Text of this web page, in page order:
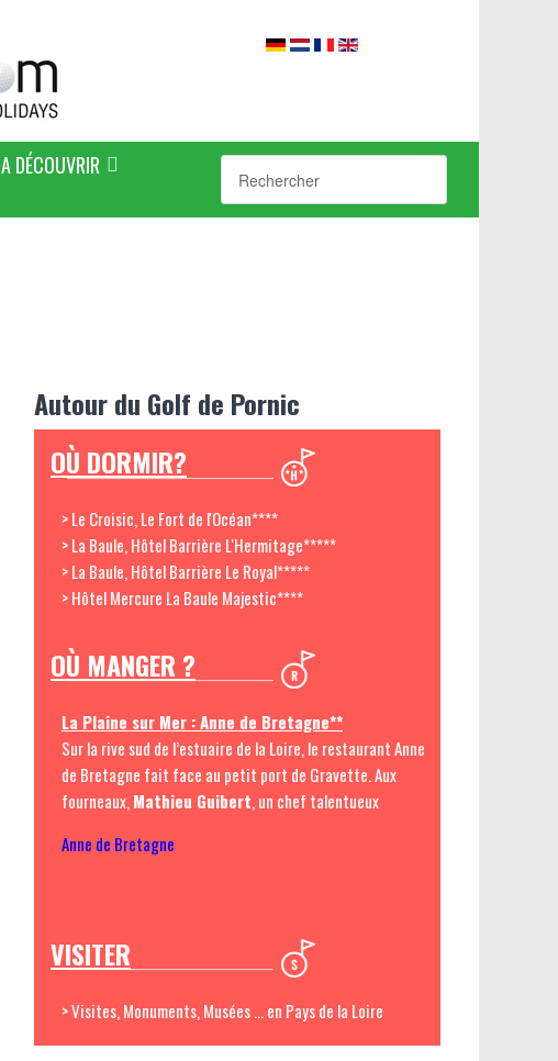
A DÉCOUVRIR
Autour du Golf de Pornic
OÙ DORMIR?
> Le Croisic, Le Fort de l'Océan****
> La Baule, Hôtel Barrière L'Hermitage*****
> La Baule, Hôtel Barrière Le Royal*****
> Hôtel Mercure La Baule Majestic****
OÙ MANGER ?
La Plaine sur Mer : Anne de Bretagne**
Sur la rive sud de l’estuaire de la Loire, le restaurant Anne
de Bretagne fait face au petit port de Gravette. Aux
fourneaux, Mathieu Guibert, un chef talentueux
Anne de Bretagne
VISITER
> Visites, Monuments, Musées ... en Pays de la Loire